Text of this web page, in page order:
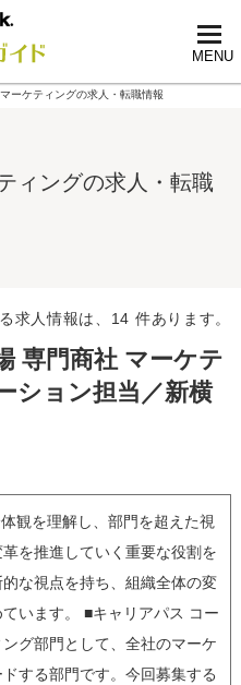
MENU
ーケティングの求人・転職情報
ィングの求人・転職
求人情報は、14 件あります。
専門商社 マーケテ
ション担当／新横
観を理解し、部門を超えた視
を推進していく重要な役割を
な視点を持ち、組織全体の変
います。 ■キャリアパス コー
グ部門として、全社のマーケ
する部門です。今回募集する